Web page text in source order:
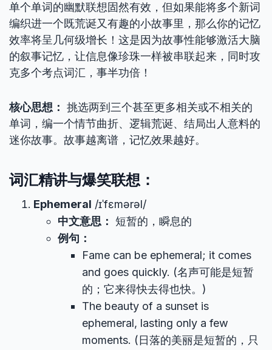
单个单词的幽默联想固然有效，但如果能将多个新词
编织进一个既荒诞又有趣的小故事里，那么你的记忆
效率将呈几何级增长！这是因为故事性能够激活大脑
的叙事记忆，让信息像珍珠一样被串联起来，同时攻
克多个考点词汇，事半功倍！
核心思想： 挑选两到三个甚至更多相关或不相关的
单词，编一个情节曲折、逻辑荒诞、结局出人意料的
迷你故事。故事越离谱，记忆效果越好。
词汇精讲与爆笑联想：
Ephemeral /ɪˈfɛmərəl/
中文意思： 短暂的，瞬息的
例句：
Fame can be ephemeral; it comes
and goes quickly. (名声可能是短暂
的；它来得快去得也快。)
The beauty of a sunset is
ephemeral, lasting only a few
moments. (日落的美丽是短暂的，只